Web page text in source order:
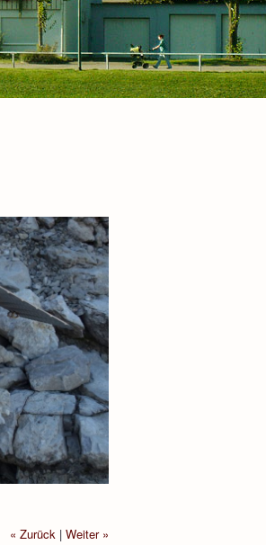
« Zurück |Weiter »